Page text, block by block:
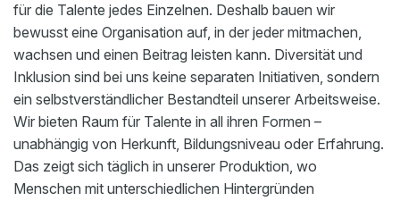
für die Talente jedes Einzelnen. Deshalb bauen wir
bewusst eine Organisation auf, in der jeder mitmachen,
wachsen und einen Beitrag leisten kann. Diversität und
Inklusion sind bei uns keine separaten Initiativen, sondern
ein selbstverständlicher Bestandteil unserer Arbeitsweise.
Wir bieten Raum für Talente in all ihren Formen –
unabhängig von Herkunft, Bildungsniveau oder Erfahrung.
Das zeigt sich täglich in unserer Produktion, wo
Menschen mit unterschiedlichen Hintergründen